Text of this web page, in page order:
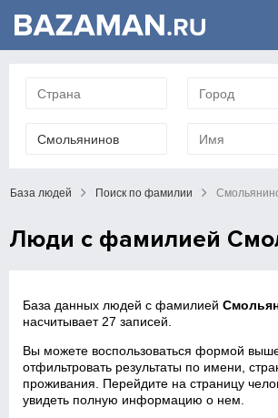
База людей Поиск по фамилии
Люди с фамилией
База данных людей с фамилией
насчитывает 27 записей.
Вы можете воспользоваться формой
отфильтровать результаты по имени,
проживания. Перейдите на страницу
увидеть полную информацию о нем.